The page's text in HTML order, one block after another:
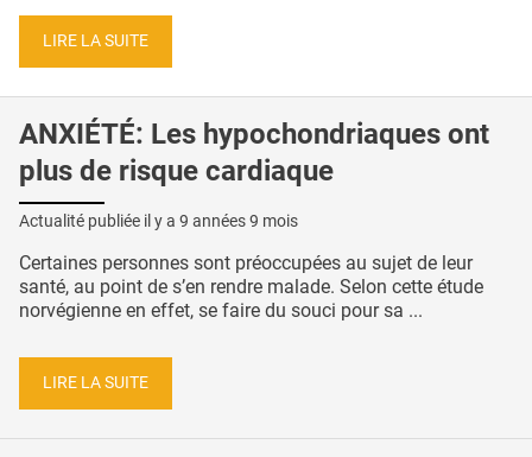
LIRE LA SUITE
ANXIÉTÉ: Les hypochondriaques ont
plus de risque cardiaque
Actualité publiée il y a 9 années 9 mois
Certaines personnes sont préoccupées au sujet de leur
santé, au point de s’en rendre malade. Selon cette étude
norvégienne en effet, se faire du souci pour sa ...
LIRE LA SUITE